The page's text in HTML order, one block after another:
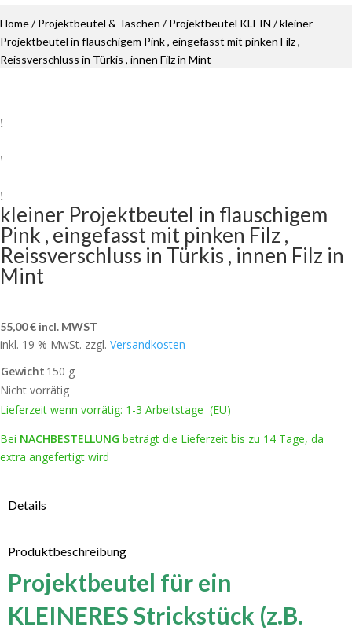
Home/Projektbeutel & Taschen /Projektbeutel KLEIN / kleiner
Projektbeutel in flauschigem Pink , eingefasst mit pinken Filz ,
Reissverschluss in Türkis , innen Filz in Mint
kleiner Projektbeutel in flauschigem
Pink , eingefasst mit pinken Filz ,
Reissverschluss in Türkis , innen Filz in
Mint
55,00€ incl. MWST
inkl. 19 % MwSt. zzgl. Versandkosten
Gewicht 150 g
Nicht vorrätig
Lieferzeit wenn vorrätig: 1-3 Arbeitstage (EU)
Bei NACHBESTELLUNG beträgt die Lieferzeit bis zu 14 Tage, da
extra angefertigt wird
Details
Produktbeschreibung
Projektbeutel für ein
KLEINERES Strickstück (z.B.